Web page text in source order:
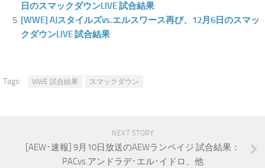
日のスマックダウンLIVE 試合結果
[WWE] AJスタイルズvs.エルスワース再び、12月6日のスマッ
クダウンLIVE 試合結果
Tags: WWE 試合結果 スマックダウン
NEXT STORY
[AEW･速報] 9月10日放送のAEWランペイジ 試合結果：
PACvs.アンドラデ･エル･イドロ、他